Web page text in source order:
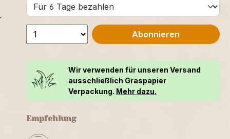
Abonnieren
Wir verwenden für unseren Versand
ausschließlich Graspapier
Verpackung. Mehr dazu.
Empfehlung